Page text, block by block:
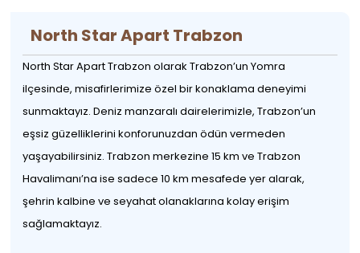
North Star Apart Trabzon
North Star Apart Trabzon olarak Trabzon’un Yomra
ilçesinde, misafirlerimize özel bir konaklama deneyimi
sunmaktayız. Deniz manzaralı dairelerimizle, Trabzon’un
eşsiz güzelliklerini konforunuzdan ödün vermeden
yaşayabilirsiniz. Trabzon merkezine 15 km ve Trabzon
Havalimanı’na ise sadece 10 km mesafede yer alarak,
şehrin kalbine ve seyahat olanaklarına kolay erişim
sağlamaktayız.